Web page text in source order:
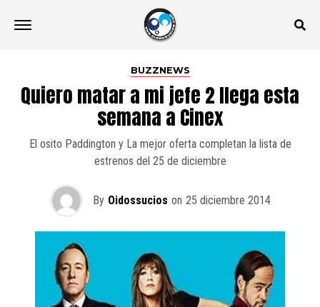
BUZZNEWS
Quiero matar a mi jefe 2 llega esta
semana a Cinex
El osito Paddington y La mejor oferta completan la lista de
estrenos del 25 de diciembre
By Oidossucios on 25 diciembre 2014